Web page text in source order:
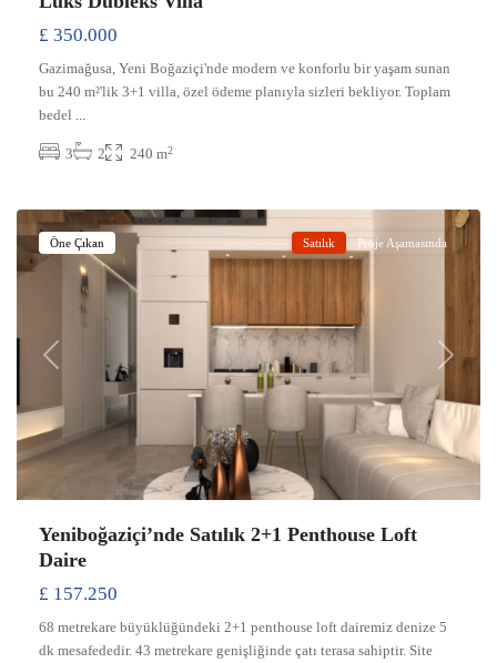
£ 350.000
Gazimağusa, Yeni Boğaziçi'nde modern ve konforlu bir yaşam sunan
bu 240 m²'lik 3+1 villa, özel ödeme planıyla sizleri bekliyor. Toplam
bedel ...
3 2 240 m2
Yeniboğaziçi,
Previous Next
Öne Çıkan Satılık Proje Aşamasında
Yeniboğaziçi’nde Satılık 2+1 Penthouse Loft
Daire
£ 157.250
68 metrekare büyüklüğündeki 2+1 penthouse loft dairemiz denize 5
dk mesafededir. 43 metrekare genişliğinde çatı terasa sahiptir. Site